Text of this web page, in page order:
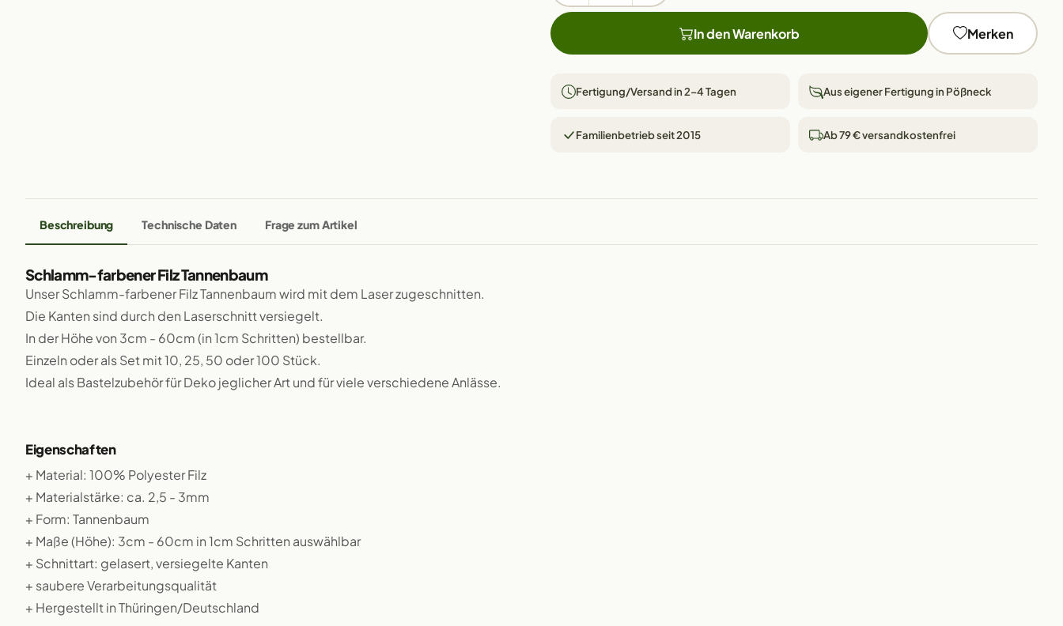
In den Warenkorb Merken
Fertigung/Versand in 2–4 Tagen Aus eigener Fertigung in Pößneck
Familienbetrieb seit 2015 Ab 79 € versandkostenfrei
Beschreibung Technische Daten Frage zum Artikel
Schlamm-farbener Filz Tannenbaum
Unser Schlamm-farbener Filz Tannenbaum wird mit dem Laser zugeschnitten.
Die Kanten sind durch den Laserschnitt versiegelt.
In der Höhe von 3cm - 60cm (in 1cm Schritten) bestellbar.
Einzeln oder als Set mit 10, 25, 50 oder 100 Stück.
Ideal als Bastelzubehör für Deko jeglicher Art und für viele verschiedene Anlässe.
Eigenschaften
+ Material: 100% Polyester Filz
+ Materialstärke: ca. 2,5 - 3mm
+ Form: Tannenbaum
+ Maße (Höhe): 3cm - 60cm in 1cm Schritten auswählbar
+ Schnittart: gelasert, versiegelte Kanten
+ saubere Verarbeitungsqualität
+ Hergestellt in Thüringen/Deutschland